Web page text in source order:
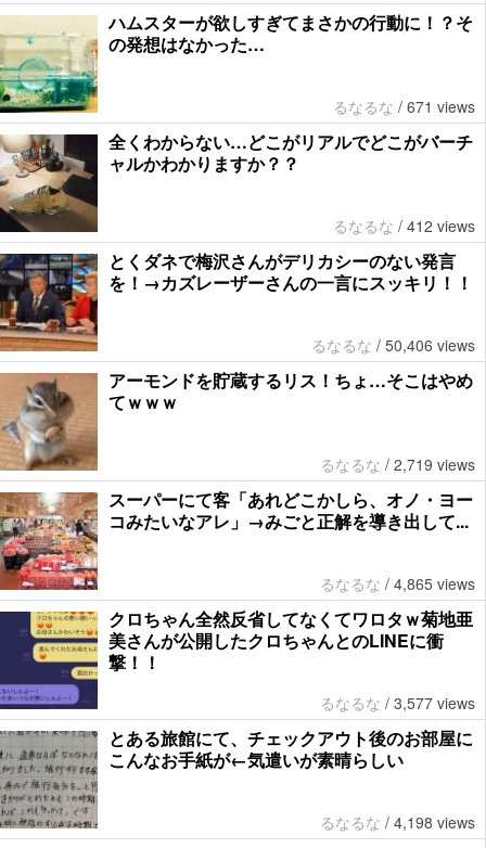
ハムスターが欲しすぎてまさかの行動に！？そ
の発想はなかった…
るなるな / 671 views
全くわからない…どこがリアルでどこがバーチ
ャルかわかりますか？？
るなるな / 412 views
とくダネで梅沢さんがデリカシーのない発言
を！→カズレーザーさんの一言にスッキリ！！
るなるな / 50,406 views
アーモンドを貯蔵するリス！ちょ…そこはやめ
てｗｗｗ
るなるな / 2,719 views
スーパーにて客「あれどこかしら、オノ・ヨー
コみたいなアレ」→みごと正解を導き出して...
るなるな / 4,865 views
クロちゃん全然反省してなくてワロタｗ菊地亜
美さんが公開したクロちゃんとのLINEに衝
撃！！
るなるな / 3,577 views
とある旅館にて、チェックアウト後のお部屋に
こんなお手紙が←気遣いが素晴らしい
るなるな / 4,198 views